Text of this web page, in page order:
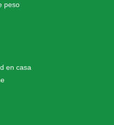
peso
en casa